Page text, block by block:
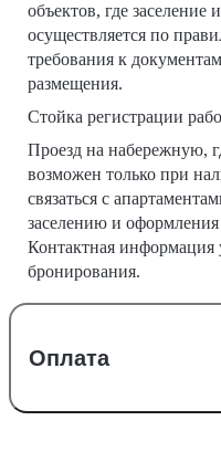
объектов, где заселение
осуществляется по
требования к
размещения.
Стойка регистрации
Проезд на набережную,
возможен только при
связаться с
заселению и
Контактная информация
бронирования.
Оплата